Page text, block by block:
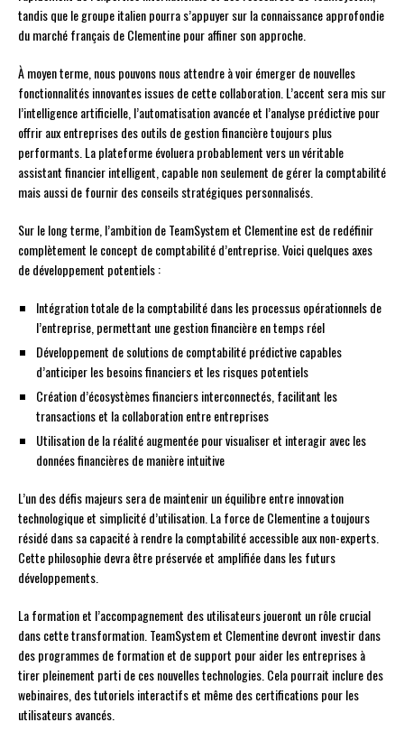
tandis que le groupe italien pourra s’appuyer sur la connaissance approfondie
du marché français de Clementine pour affiner son approche.
À moyen terme, nous pouvons nous attendre à voir émerger de nouvelles
fonctionnalités innovantes issues de cette collaboration. L’accent sera mis sur
l’intelligence artificielle, l’automatisation avancée et l’analyse prédictive pour
offrir aux entreprises des outils de gestion financière toujours plus
performants. La plateforme évoluera probablement vers un véritable
assistant financier intelligent, capable non seulement de gérer la comptabilité
mais aussi de fournir des conseils stratégiques personnalisés.
Sur le long terme, l’ambition de TeamSystem et Clementine est de redéfinir
complètement le concept de comptabilité d’entreprise. Voici quelques axes
de développement potentiels :
Intégration totale de la comptabilité dans les processus opérationnels de
l’entreprise, permettant une gestion financière en temps réel
Développement de solutions de comptabilité prédictive capables
d’anticiper les besoins financiers et les risques potentiels
Création d’écosystèmes financiers interconnectés, facilitant les
transactions et la collaboration entre entreprises
Utilisation de la réalité augmentée pour visualiser et interagir avec les
données financières de manière intuitive
L’un des défis majeurs sera de maintenir un équilibre entre innovation
technologique et simplicité d’utilisation. La force de Clementine a toujours
résidé dans sa capacité à rendre la comptabilité accessible aux non-experts.
Cette philosophie devra être préservée et amplifiée dans les futurs
développements.
La formation et l’accompagnement des utilisateurs joueront un rôle crucial
dans cette transformation. TeamSystem et Clementine devront investir dans
des programmes de formation et de support pour aider les entreprises à
tirer pleinement parti de ces nouvelles technologies. Cela pourrait inclure des
webinaires, des tutoriels interactifs et même des certifications pour les
utilisateurs avancés.